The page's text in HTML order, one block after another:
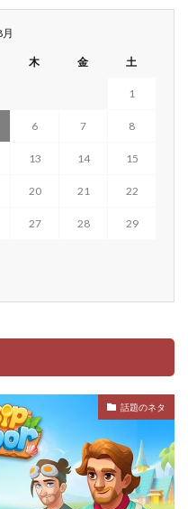
木 金 土
1
6 7 8
13 14 15
20 21 22
27 28 29
話題のネタ